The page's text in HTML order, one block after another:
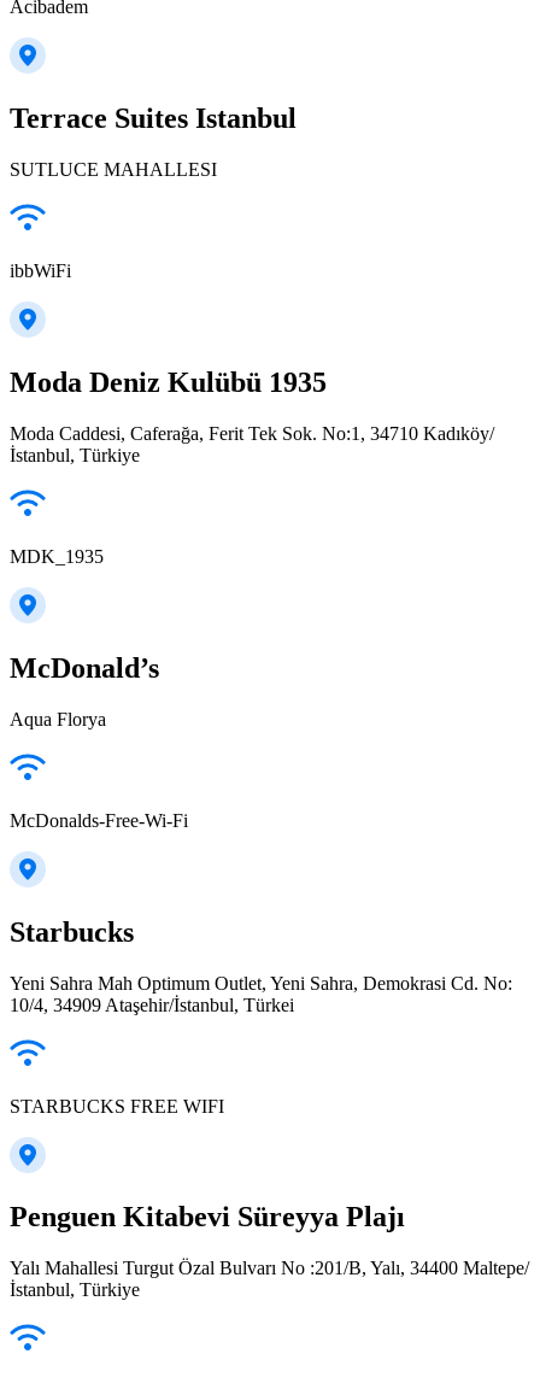
Acibadem
Terrace Suites Istanbul
SUTLUCE MAHALLESI
ibbWiFi
Moda Deniz Kulübü 1935
Moda Caddesi, Caferağa, Ferit Tek Sok. No:1, 34710 Kadıköy/
İstanbul, Türkiye
MDK_1935
McDonald’s
Aqua Florya
McDonalds-Free-Wi-Fi
Starbucks
Yeni Sahra Mah Optimum Outlet, Yeni Sahra, Demokrasi Cd. No:
10/4, 34909 Ataşehir/İstanbul, Türkei
STARBUCKS FREE WIFI
Penguen Kitabevi Süreyya Plajı
Yalı Mahallesi Turgut Özal Bulvarı No :201/B, Yalı, 34400 Maltepe/
İstanbul, Türkiye